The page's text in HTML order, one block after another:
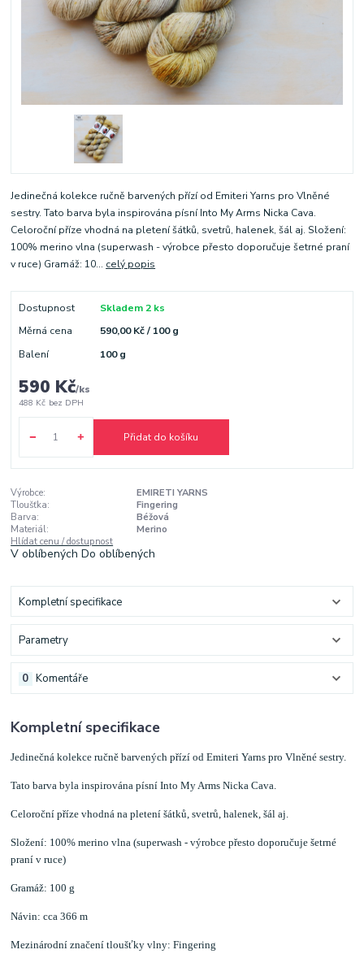
Jedinečná kolekce ručně barvených přízí od Emiteri Yarns pro Vlněné
sestry. Tato barva byla inspirována písní Into My Arms Nicka Cava.
Celoroční příze vhodná na pletení šátků, svetrů, halenek, šál aj. Složení:
100% merino vlna (superwash - výrobce přesto doporučuje šetrné praní
v ruce) Gramáž: 10... celý popis
Dostupnost
Skladem 2 ks
Měrná cena
590,00 Kč / 100 g
Balení
100 g
590 Kč/ks
488 Kč bez DPH
Přidat do košíku
Výrobce:
EMIRETI YARNS
Tloušťka:
Fingering
Barva:
Béžová
Materiál:
Merino
Hlídat cenu / dostupnost
V oblíbenýchDo oblíbených
Kompletní specifikace
Parametry
Komentáře
0
Kompletní specifikace
Jedinečná kolekce ručně barvených přízí od Emiteri Yarns pro Vlněné sestry.
Tato barva byla inspirována písní Into My Arms Nicka Cava.
Celoroční příze vhodná na pletení šátků, svetrů, halenek, šál aj.
Složení: 100% merino vlna (superwash - výrobce přesto doporučuje šetrné
praní v ruce)
Gramáž: 100 g
Návin: cca 366 m
Mezinárodní značení tloušťky vlny: Fingering